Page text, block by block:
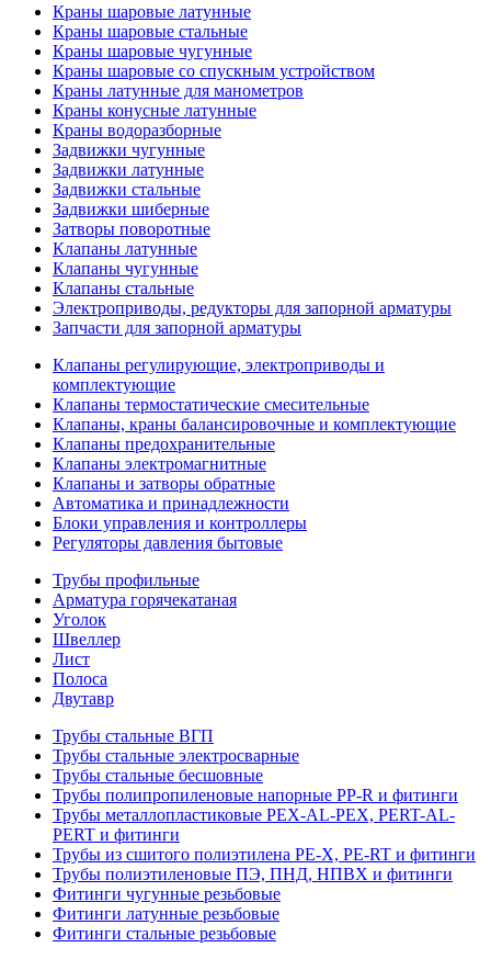
Краны шаровые латунные
Краны шаровые стальные
Краны шаровые чугунные
Краны шаровые со спускным устройством
Краны латунные для манометров
Краны конусные латунные
Краны водоразборные
Задвижки чугунные
Задвижки латунные
Задвижки стальные
Задвижки шиберные
Затворы поворотные
Клапаны латунные
Клапаны чугунные
Клапаны стальные
Электроприводы, редукторы для запорной арматуры
Запчасти для запорной арматуры
Клапаны регулирующие, электроприводы и
комплектующие
Клапаны термостатические смесительные
Клапаны, краны балансировочные и комплектующие
Клапаны предохранительные
Клапаны электромагнитные
Клапаны и затворы обратные
Автоматика и принадлежности
Блоки управления и контроллеры
Регуляторы давления бытовые
Трубы профильные
Арматура горячекатаная
Уголок
Швеллер
Лист
Полоса
Двутавр
Трубы стальные ВГП
Трубы стальные электросварные
Трубы стальные бесшовные
Трубы полипропиленовые напорные PP-R и фитинги
Трубы металлопластиковые PEX-AL-PEX, PERT-AL-
PERT и фитинги
Трубы из сшитого полиэтилена PE-X, PE-RT и фитинги
Трубы полиэтиленовые ПЭ, ПНД, НПВХ и фитинги
Фитинги чугунные резьбовые
Фитинги латунные резьбовые
Фитинги стальные резьбовые